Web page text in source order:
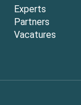
Experts
Partners
Vacatures